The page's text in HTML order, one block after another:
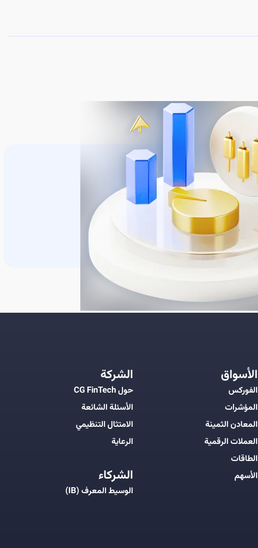
الأسواق
الفوركس
المؤشرات
المعادن الثمينة
العملات الرقمية
الطاقات
الأسهم
الشركة
حول CG FinTech
الأسئلة الشائعة
الامتثال التنظيمي
الرعاية
الشركاء
الوسيط المعرف (IB)